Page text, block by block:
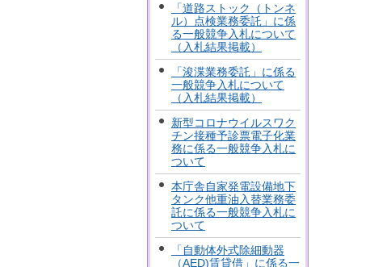
「道路ストック（トンネ
ル）点検業務委託」に係
る一般競争入札について
（入札結果掲載）
「浚渫業務委託」に係る
一般競争入札について
（入札結果掲載）
新型コロナウイルスワク
チン接種予診票電子化業
務に係る一般競争入札に
ついて
本庁舎自家発電設備地下
タンク他重油入替業務委
託に係る一般競争入札に
ついて
「自動体外式除細動器
（AED)賃貸借」に係る一